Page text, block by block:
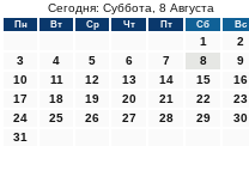
Сегодня: Суббота, 8 Августа
Пн Вт Ср Чт Пт Сб Вс
1
2
3
4 5 6 7 8
9
10
11 12 13 14 15
16
17
18 19 20 21 22
23
24
25 26 27 28 29
30
31